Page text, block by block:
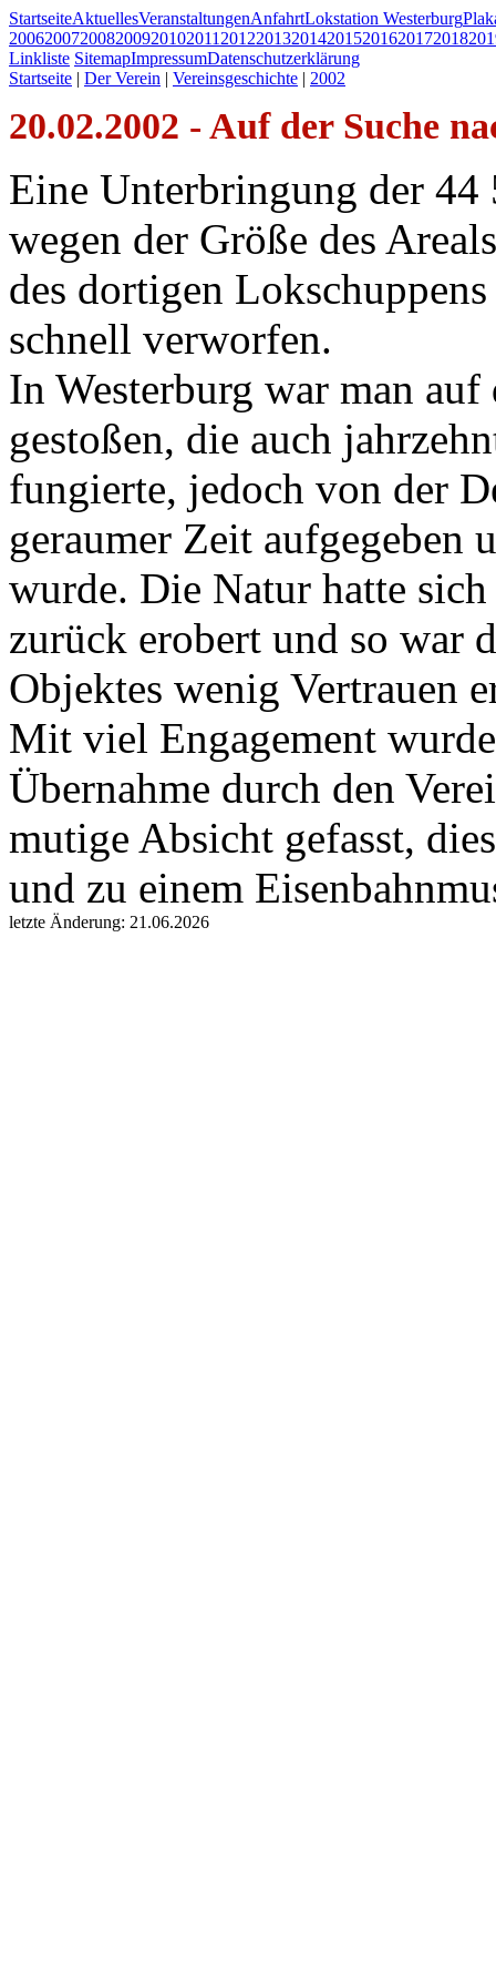
StartseiteAktuellesVeranstaltungenAnfahrtLokstation Westerburg
200620072008200920102011 2012201320142015201620172018
Linkliste SitemapImpressumDatenschutzerklärung
Startseite | Der Verein | Vereinsgeschichte | 2002
20.02.2002 - Auf der Suche
Eine Unterbringung der
wegen der Größe des
des dortigen
schnell verworfen.
In Westerburg war man
gestoßen, die auch
fungierte, jedoch von der
geraumer Zeit aufgegeben
wurde. Die Natur hatte
zurück erobert und so war
Objektes wenig Vertrauen
Mit viel Engagement
Übernahme durch den
mutige Absicht gefasst,
und zu einem
letzte Änderung: 21.06.2026